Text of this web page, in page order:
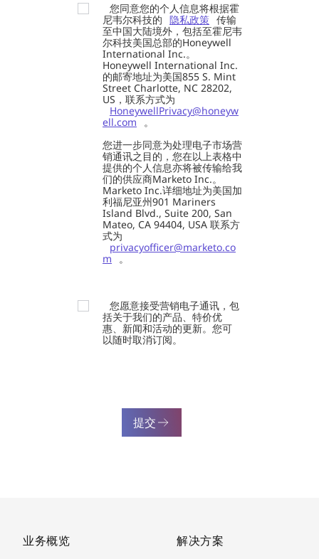
您同意您的个人信息将根据霍
尼韦尔科技的 隐私政策 传输
至中国大陆境外，包括至霍尼韦
尔科技美国总部的Honeywell
International Inc.。
Honeywell International Inc.
的邮寄地址为美国855 S. Mint
Street Charlotte, NC 28202,
US，联系方式为
HoneywellPrivacy@honeyw
ell.com
。
您进一步同意为处理电子市场营
销通讯之目的，您在以上表格中
提供的个人信息亦将被传输给我
们的供应商Marketo Inc.。
Marketo Inc.详细地址为美国加
利福尼亚州901 Mariners
Island Blvd., Suite 200, San
Mateo, CA 94404, USA 联系方
式为
privacyofficer@marketo.co
m 。
您愿意接受营销电子通讯，包
括关于我们的产品、特价优
惠、新闻和活动的更新。您可
以随时取消订阅。
提交
业务概览
解决方案